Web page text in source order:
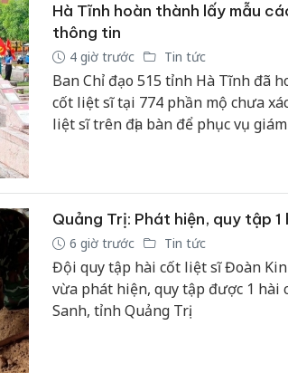
Hà Tĩnh hoàn thành lấy mẫu
thông tin
4 giờ trước Tin tức
Ban Chỉ đạo 515 tỉnh Hà Tĩnh đã
cốt liệt sĩ tại 774 phần mộ chưa
liệt sĩ trên địa bàn để phục vụ
Quảng Trị: Phát hiện, quy tập
6 giờ trước Tin tức
Đội quy tập hài cốt liệt sĩ Đoàn
vừa phát hiện, quy tập được 1 hài
Sanh, tỉnh Quảng Trị.